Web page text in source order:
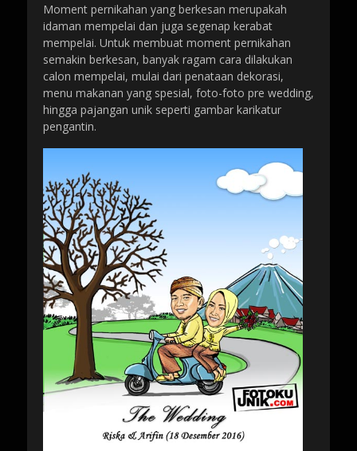
Moment pernikahan yang berkesan merupakah
idaman mempelai dan juga segenap kerabat
mempelai. Untuk membuat moment pernikahan
semakin berkesan, banyak ragam cara dilakukan
calon mempelai, mulai dari penataan dekorasi,
menu makanan yang spesial, foto-foto pre wedding,
hingga pajangan unik seperti gambar karikatur
pengantin.